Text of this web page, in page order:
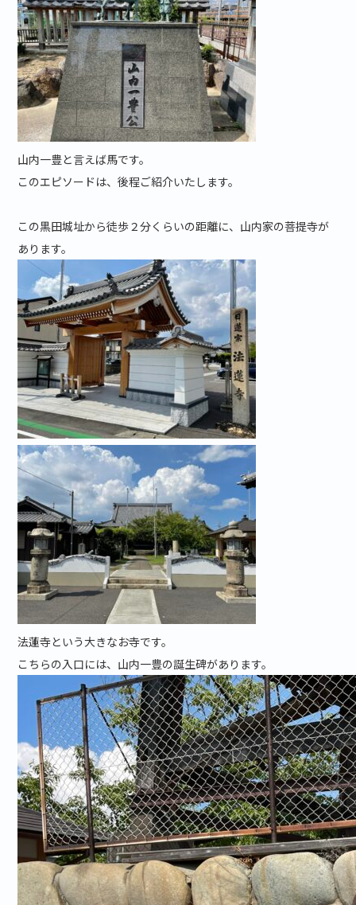
山内一豊と言えば馬です。
このエピソードは、後程ご紹介いたします。
この黒田城址から徒歩２分くらいの距離に、山内家の菩提寺が
あります。
法蓮寺という大きなお寺です。
こちらの入口には、山内一豊の誕生碑があります。